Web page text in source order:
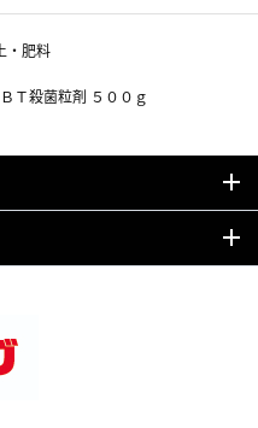
・肥料
Ｔ殺菌粒剤 ５００ｇ